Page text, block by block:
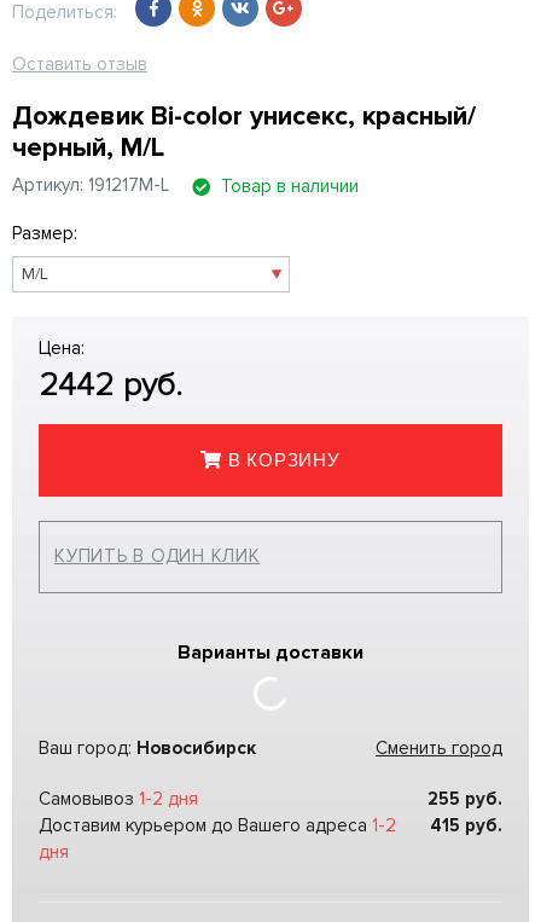
Поделиться:
Оставить отзыв
Дождевик Bi-color унисекс, красный/
черный, M/L
Артикул: 191217M-L Товар в наличии
Размер:
Цена:
2442 руб.
В КОРЗИНУ
КУПИТЬ В ОДИН КЛИК
Варианты доставки
Ваш город: Новосибирск Сменить город
Самовывоз 1-2 дня 255 руб.
Доставим курьером до Вашего адреса 1-2
дня
415 руб.